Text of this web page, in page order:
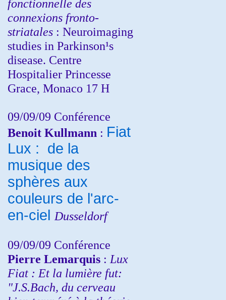
fonctionnelle des
connexions fronto-
striatales : Neuroimaging
studies in Parkinson¹s
disease. Centre
Hospitalier Princesse
Grace, Monaco 17 H
09/09/09 Conférence
Benoit Kullmann : Fiat
Lux : de la
musique des
sphères aux
couleurs de l'arc-
en-ciel Dusseldorf
09/09/09 Conférence
Pierre Lemarquis : Lux
Fiat : Et la lumière fut:
"J.S.Bach, du cerveau